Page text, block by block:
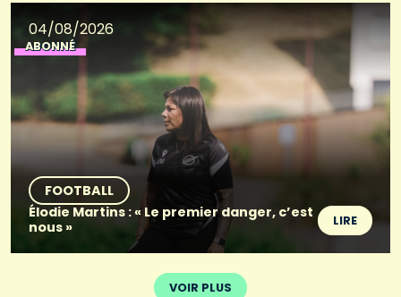
04/08/2026
ABONNÉ
FOOTBALL
Élodie Martins : « Le premier danger, c’est
nous »
LIRE
VOIR PLUS